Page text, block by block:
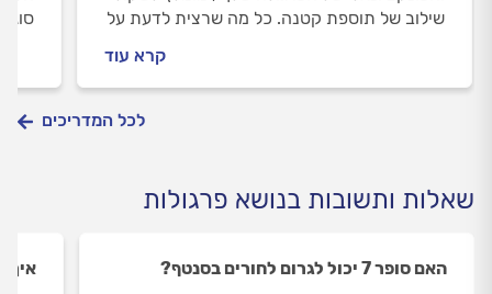
שילוב של תוספת קטנה. כל מה שרצית לדעת על
קרא עוד
לכל המדריכים
שאלות ותשובות בנושא פרגולות
האם סופר 7 יכול לגרום לחורים בסנטף?
איך